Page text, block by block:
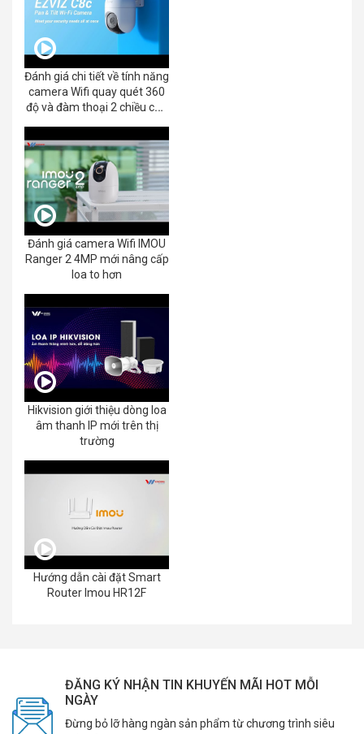
Đánh giá chi tiết về tính năng
camera Wifi quay quét 360
độ và đàm thoại 2 chiều của
Đánh giá camera Wifi IMOU
Ranger 2 4MP mới nâng cấp
loa to hơn
Hikvision giới thiệu dòng loa
âm thanh IP mới trên thị
trường
Hướng dẫn cài đặt Smart
Router Imou HR12F
ĐĂNG KÝ NHẬN TIN KHUYẾN MÃI HOT MỖI
NGÀY
Đừng bỏ lỡ hàng ngàn sản phẩm từ chương trình siêu